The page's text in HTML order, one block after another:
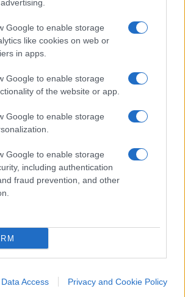
Google to enable storage
like cookies on web or
in apps.
Google to enable storage
of the website or app.
Google to enable storage
Google to enable storage
including authentication
fraud prevention, and other
Data Access Privacy and Cookie Policy
#PARTITE IVA
73
SATIRICHE
del 04/08/2026